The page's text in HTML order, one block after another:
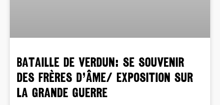
BATAILLE DE VERDUN: se souvenir
des Frères d’âme/ Exposition sur
la grande guerre